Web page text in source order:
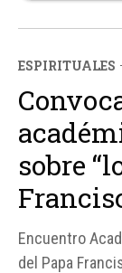
ESPIRITUALES
sobre
Encuentro
del Papa